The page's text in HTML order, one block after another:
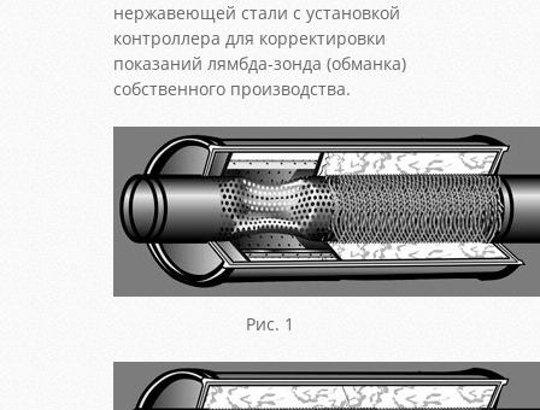
нержавеющей стали с установкой
контроллера для корректировки
показаний лямбда-зонда (обманка)
собственного производства.
Рис. 1